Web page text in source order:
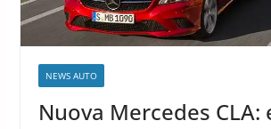
NEWS AUTO
Nuova Mercedes CLA: